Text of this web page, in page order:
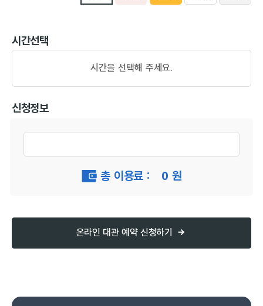
시간선택
시간을 선택해 주세요.
신청정보
총 이용료 : 0 원
온라인 대관 예약 신청하기